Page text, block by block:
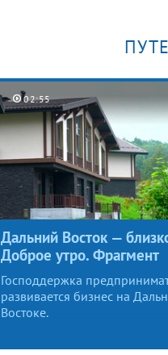
02:55
Дальний Восток —
Доброе утро. Фрагмент
Господдержка
развивается бизнес на
Востоке.